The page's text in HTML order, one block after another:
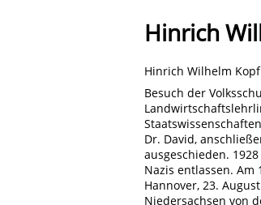
Hinrich
Hinrich Wilhelm
Besuch der
Dr. David,
ausgeschieden.
Nazis entlassen. Am
Hannover, 23.
Niedersachsen von